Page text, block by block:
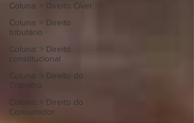
Coluna: > Direito Cível
Coluna: > Direito
tributário
Coluna: > Direito
constitucional
Coluna: > Direito do
Trabalho
Coluna: > Direito do
Consumidor